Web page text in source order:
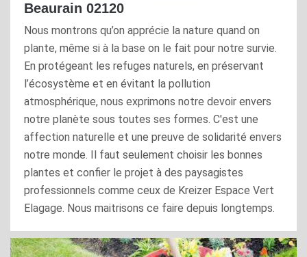
Beaurain 02120
Nous montrons qu’on apprécie la nature quand on
plante, même si à la base on le fait pour notre survie.
En protégeant les refuges naturels, en préservant
l’écosystème et en évitant la pollution
atmosphérique, nous exprimons notre devoir envers
notre planète sous toutes ses formes. C'est une
affection naturelle et une preuve de solidarité envers
notre monde. Il faut seulement choisir les bonnes
plantes et confier le projet à des paysagistes
professionnels comme ceux de Kreizer Espace Vert
Elagage. Nous maitrisons ce faire depuis longtemps.